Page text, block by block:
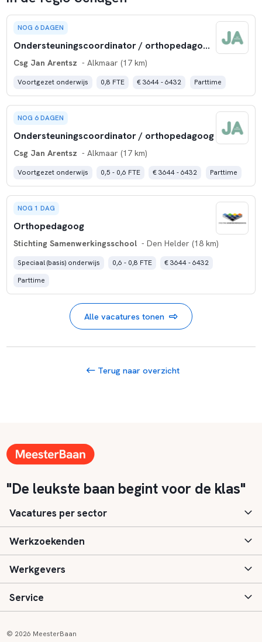
NOG 6 DAGEN
Ondersteuningscoordinator / orthopedagoog Langedijk
Csg Jan Arentsz - Alkmaar (17 km)
Voortgezet onderwijs 0,8 FTE € 3644 - 6432 Parttime
NOG 6 DAGEN
Ondersteuningscoordinator / orthopedagoog
Csg Jan Arentsz - Alkmaar (17 km)
Voortgezet onderwijs 0,5 - 0,6 FTE € 3644 - 6432 Parttime
NOG 1 DAG
Orthopedagoog
Stichting Samenwerkingsschool - Den Helder (18 km)
Speciaal (basis) onderwijs 0,6 - 0,8 FTE
€ 3644 - 6432
Parttime
Alle vacatures tonen
Terug naar overzicht
"De leukste baan begint voor de klas"
Vacatures per sector
Basisonderwijs
Speciaal (basis) onderwijs
Voortgezet onderwijs
Werkzoekenden
Aanmelden
Vacatures
Werkgevers
Inloggen
Service
© 2026 MeesterBaan